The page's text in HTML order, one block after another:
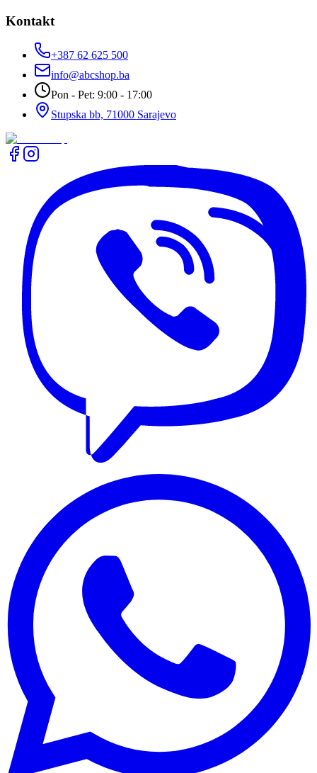
Kontakt
+387 62 625 500
info@abcshop.ba
Pon - Pet: 9:00 - 17:00
Stupska bb, 71000 Sarajevo